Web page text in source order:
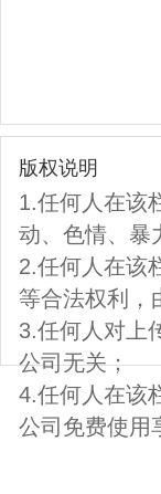
版权说明
1.任何人在该
动、色情、暴
2.任何人在该
等合法权利，
3.任何人对上
公司无关；
4.任何人在该
公司免费使用